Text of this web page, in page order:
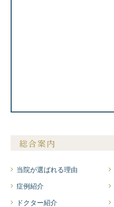
総合案内
当院が選ばれる理由
症例紹介
ドクター紹介